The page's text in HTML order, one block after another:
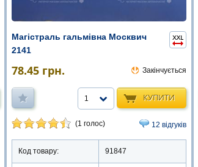
Магістраль гальмівна Москвич
2141
78.45 грн. Закінчується
КУПИТИ
1
(1 голос) 12 відгуків
Код товару: 91847